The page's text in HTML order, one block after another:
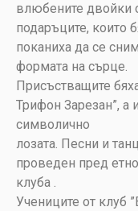
влюбените двойки
подаръците, които
поканиха да се
формата на сърце.
Присъстващите
Трифон Зарезан”, а
символично
лозата. Песни и
проведен пред
клуба .
Учениците от клуб